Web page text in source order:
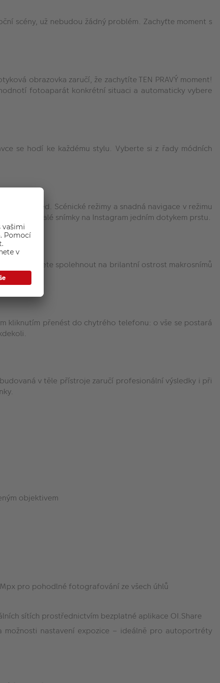
scény, už nebudou žádný problém. Zachyťte moment s
obrazovka zaručí, že zachytíte TEN PRAVÝ moment!
fotoaparát konkrétní situaci a automaticky vybere
se hodí ke každému stylu. Vyberte si z řady módních
vzhled. Scénické režimy a snadná navigace v režimu
dokonalé snímky na Instagram jedním dotykem prstu.
se můžete spolehnout na brilantní ostrost makrosnímů
kliknutím přenést do chytrého telefonu: o vše se postará
v těle přístroje zaručí profesionální výsledky i při
objektivem
pro pohodlné fotografování ze všech úhlů
sítích prostřednictvím bezplatné aplikace OI.Share
nastavení expozice – ideálně pro autoportréty